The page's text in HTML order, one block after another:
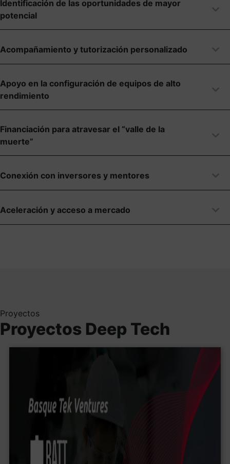
Identificación de las oportunidades de mayor
potencial
Acompañamiento y tutorización personalizado
Apoyo en la configuración de equipos de alto
rendimiento
Financiación para atravesar el “valle de la
muerte”
Conexión con inversores y mentores
Aceleración y acceso a mercado
Proyectos
Proyectos Deep Tech